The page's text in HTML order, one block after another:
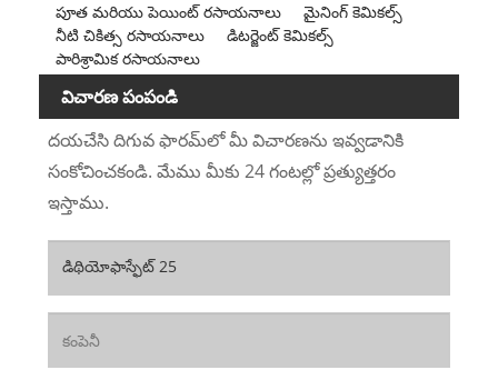
పూత మరియు పెయింట్ రసాయనాలు
మైనింగ్ కెమికల్స్
నీటి చికిత్స రసాయనాలు
డిటర్జెంట్ కెమికల్స్
పారిశ్రామిక రసాయనాలు
విచారణ పంపండి
దయచేసి దిగువ ఫారమ్‌లో మీ విచారణను ఇవ్వడానికి
సంకోచించకండి. మేము మీకు 24 గంటల్లో ప్రత్యుత్తరం
ఇస్తాము.